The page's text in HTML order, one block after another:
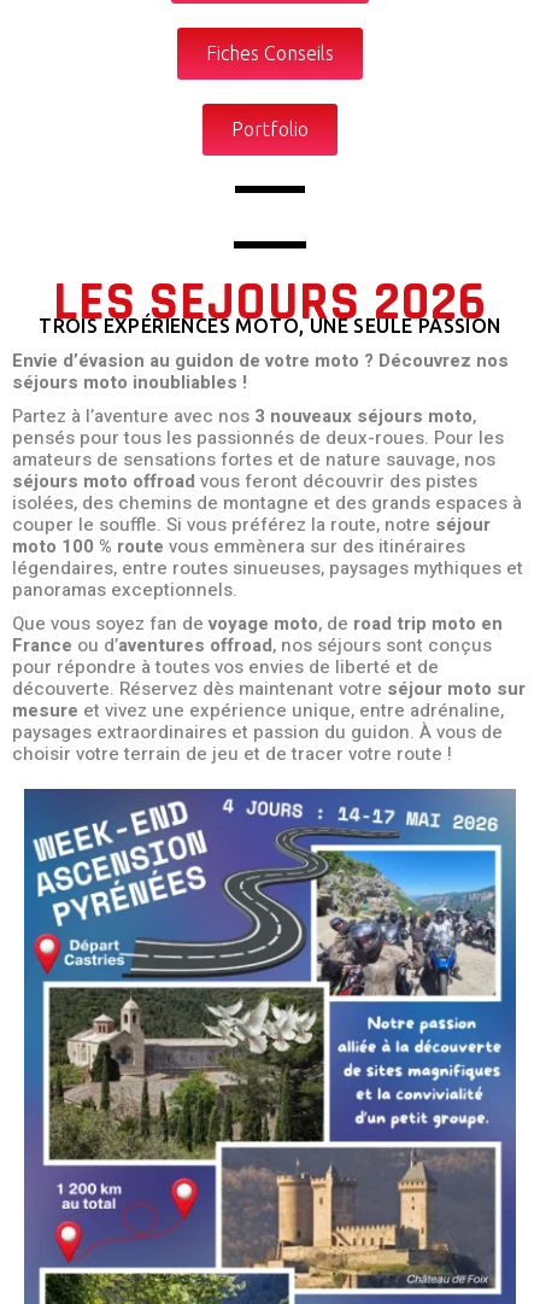
Fiches Conseils
Portfolio
LES SEJOURS 2026
TROIS EXPÉRIENCES MOTO, UNE SEULE PASSION
Envie d’évasion au guidon de votre moto ? Découvrez nos
séjours moto inoubliables !
Partez à l’aventure avec nos 3 nouveaux séjours moto,
pensés pour tous les passionnés de deux-roues. Pour les
amateurs de sensations fortes et de nature sauvage, nos
séjours moto offroad vous feront découvrir des pistes
isolées, des chemins de montagne et des grands espaces à
couper le souffle. Si vous préférez la route, notre séjour
moto 100 % route vous emmènera sur des itinéraires
légendaires, entre routes sinueuses, paysages mythiques et
panoramas exceptionnels.
Que vous soyez fan de voyage moto, de road trip moto en
France ou d’aventures offroad, nos séjours sont conçus
pour répondre à toutes vos envies de liberté et de
découverte. Réservez dès maintenant votre séjour moto sur
mesure et vivez une expérience unique, entre adrénaline,
paysages extraordinaires et passion du guidon. À vous de
choisir votre terrain de jeu et de tracer votre route !